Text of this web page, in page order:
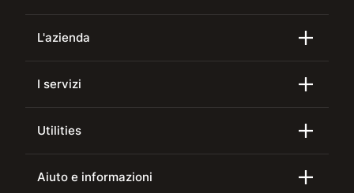
L'azienda
I servizi
Utilities
Aiuto e informazioni